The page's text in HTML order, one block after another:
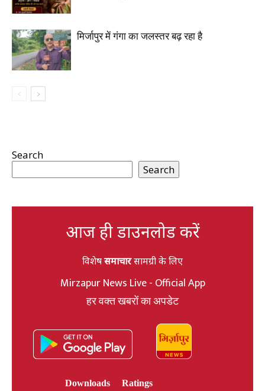
मिर्जापुर में गंगा का जलस्तर बढ़ रहा है
Search
Search
आज ही डाउनलोड करें
विशेषसमाचारसामग्री के लिए
Mirzapur News Live - Official App
हर वक्त खबरों का अपडेट
Downloads
Ratings